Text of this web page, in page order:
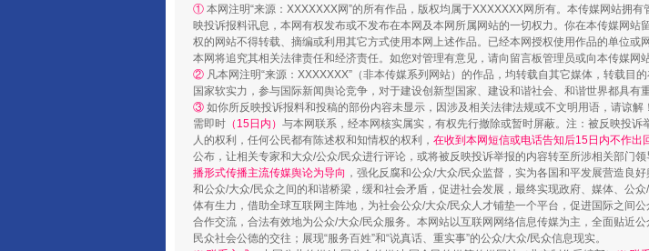
① 本网注明“来源：XXXXXXX网”的所有作品，版权均属于XXXXXXX网所有。本传媒网站拥
映投诉报料讯息，本网有权发布或不发布在本网及本网所属网站的一切权力。你在本传媒网
权的网站不得转载、摘编或利用其它方式使用本网上述作品。已经本网授权使用作品的单位或
本网将追究其相关法律责任和经济责任。如您对管理有意见，请向留言板管理员或向本传媒网站
② 凡本网注明“来源：XXXXXXX”（非本传媒系列网站）的作品，均转载自其它媒体，转载
国家软实力，参与国际新闻舆论竞争，对于建设创新型国家、建设和谐社会、和谐世界都具有
③ 如你所反映投诉报料和投稿的部份内容未显示，因涉及相关法律法规或不文明用语，请谅
需即时 （15日内） 与本网联系，经本网核实属实，有权先行撤除或暂时屏蔽。注：被反映投
人的权利，任何公民都有陈述权和知情权的权利， 在收到本网短信或电话告知后15日内不作出
公布，让相关专家和大众/公众/民众进行评论，或将被反映投诉举报的内容转至所涉相关部门
播形式传播主流传媒舆论为导向 ，强化反腐和公众/大众/民众监督，实为各国和平发展营造良
和公众/大众/民众之间的和谐桥梁，缓和社会矛盾，促进社会发展，最终实现政府、媒体、公
体有生力，借助全球互联网主阵地，为社会公众/大众/民众人才铺垫一个平台，促进国际之间
合作交流，合法有效地为公众/大众/民众服务。本网站以互联网网络信息传媒为主，全面贴近
民众社会公德的交往；展现“服务百姓”和“说真话、重实事”的公众/大众/民众信息现实。